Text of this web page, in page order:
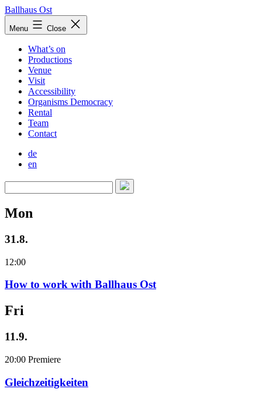
Skip
to
content
Ballhaus Ost
Ballhaus
Ost
Menu Close
What’s on
Productions
Venue
Visit
Accessibility
Organisms Democracy
Rental
Team
Contact
de
en
Mon
31.8.
12:00
How to work with Ballhaus Ost
Fri
11.9.
20:00 Premiere
Gleichzeitigkeiten